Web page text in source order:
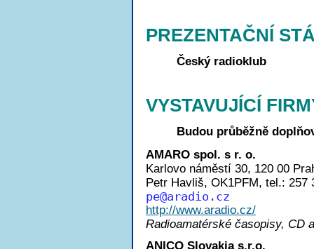
PREZENTAČNÍ
Český radioklub
VYSTAVUJÍCÍ
Budou průběžně
AMARO spol. s r. o.
Karlovo náměstí 30, 120 00
Petr Havliš, OK1PFM, tel.: 257
pe@aradio.cz
http://www.aradio.cz/
Radioamatérské časopisy, CD
ANICO Slovakia s.r.o.